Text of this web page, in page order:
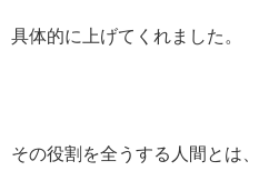
具体的に上げてくれました。
その役割を全うする人間とは、